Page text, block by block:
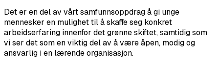
Det er en del av vårt samfunnsoppdrag å gi unge
mennesker en mulighet til å skaffe seg konkret
arbeidserfaring innenfor det grønne skiftet, samtidig som
vi ser det som en viktig del av å være åpen, modig og
ansvarlig i en lærende organisasjon.